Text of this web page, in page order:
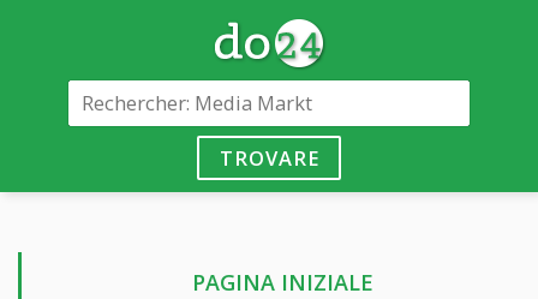
TROVARE
PAGINA INIZIALE